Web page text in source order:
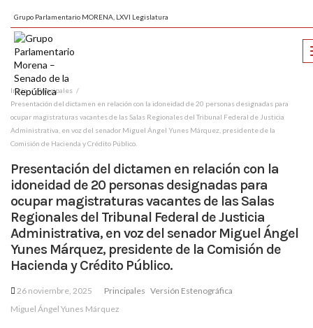
Grupo Parlamentario MORENA, LXVI Legislatura
Inicio
Principales
Presentación del dictamen en relación con la idoneidad de 20 personas designadas para
ocupar magistraturas vacantes de las Salas Regionales del Tribunal Federal de Justicia
Administrativa, en voz del senador Miguel Ángel Yunes Márquez, presidente de la
Comisión de Hacienda y Crédito Público.
Presentación del dictamen en relación con la
idoneidad de 20 personas designadas para
ocupar magistraturas vacantes de las Salas
Regionales del Tribunal Federal de Justicia
Administrativa, en voz del senador Miguel Ángel
Yunes Márquez, presidente de la Comisión de
Hacienda y Crédito Público.
26 noviembre, 2025 Principales Versión Estenográfica
Miguel Ángel Yunes Márquez